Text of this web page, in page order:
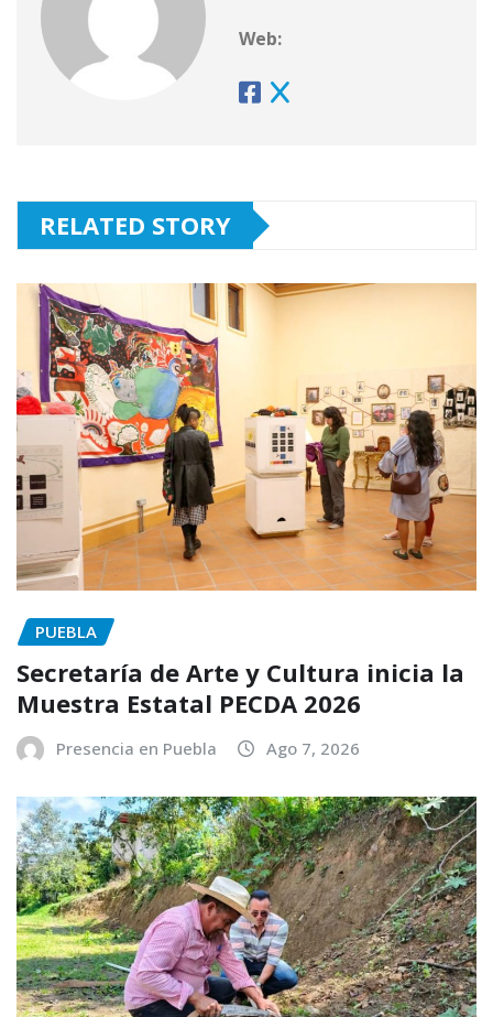
Web:
RELATED STORY
PUEBLA
Secretaría de Arte y Cultura inicia la
Muestra Estatal PECDA 2026
Presencia en Puebla Ago 7, 2026